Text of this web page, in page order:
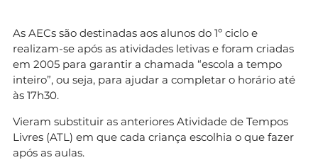
As AECs são destinadas aos alunos do 1º ciclo e
realizam-se após as atividades letivas e foram criadas
em 2005 para garantir a chamada “escola a tempo
inteiro”, ou seja, para ajudar a completar o horário até
às 17h30.
Vieram substituir as anteriores Atividade de Tempos
Livres (ATL) em que cada criança escolhia o que fazer
após as aulas.